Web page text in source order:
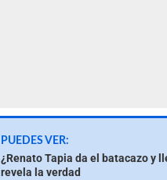
PUEDES VER:
¿Renato Tapia da el batacazo y
revela la verdad